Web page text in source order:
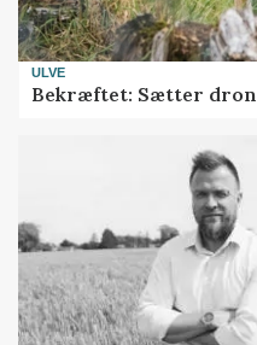
ULVE
Bekræftet: Sætter